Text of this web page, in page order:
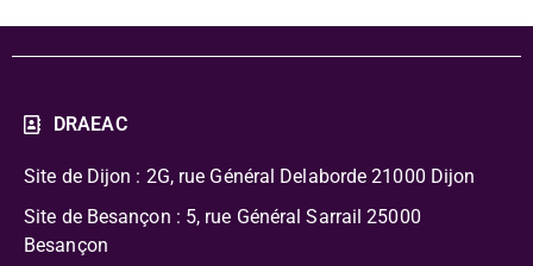
DRAEAC
Site de Dijon : 2G, rue Général Delaborde 21000 Dijon
Site de Besançon : 5, rue Général Sarrail 25000
Besançon